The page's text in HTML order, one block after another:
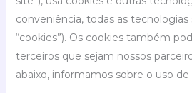
conveniência, todas as tecnologias
“cookies”). Os cookies também
terceiros que sejam nossos
abaixo, informamos sobre o uso